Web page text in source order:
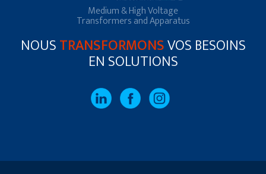
Medium & High Voltage
Transformers and Apparatus
NOUSTRANSFORMONSVOS BESOINS
EN SOLUTIONS